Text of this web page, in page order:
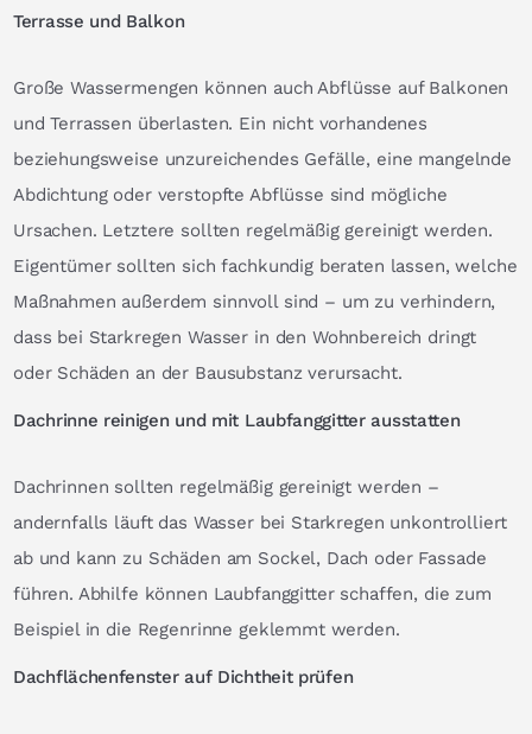
Terrasse und Balkon
Große Wassermengen können auch Abflüsse auf Balkonen
und Terrassen überlasten. Ein nicht vorhandenes
beziehungsweise unzureichendes Gefälle, eine mangelnde
Abdichtung oder verstopfte Abflüsse sind mögliche
Ursachen. Letztere sollten regelmäßig gereinigt werden.
Eigentümer sollten sich fachkundig beraten lassen, welche
Maßnahmen außerdem sinnvoll sind – um zu verhindern,
dass bei Starkregen Wasser in den Wohnbereich dringt
oder Schäden an der Bausubstanz verursacht.
Dachrinne reinigen und mit Laubfanggitter ausstatten
Dachrinnen sollten regelmäßig gereinigt werden –
andernfalls läuft das Wasser bei Starkregen unkontrolliert
ab und kann zu Schäden am Sockel, Dach oder Fassade
führen. Abhilfe können Laubfanggitter schaffen, die zum
Beispiel in die Regenrinne geklemmt werden.
Dachflächenfenster auf Dichtheit prüfen